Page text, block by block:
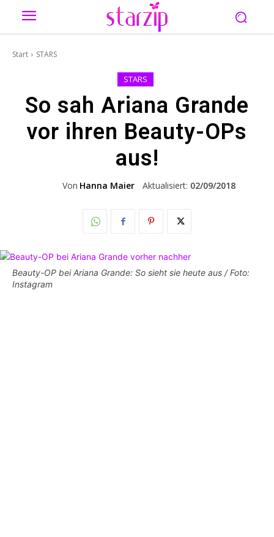
Start STARS
STARS
So sah Ariana Grande
vor ihren Beauty-OPs
aus!
Von Hanna Maier Aktualisiert: 02/09/2018
Beauty-OP bei Ariana Grande: So sieht sie heute aus / Foto:
Instagram